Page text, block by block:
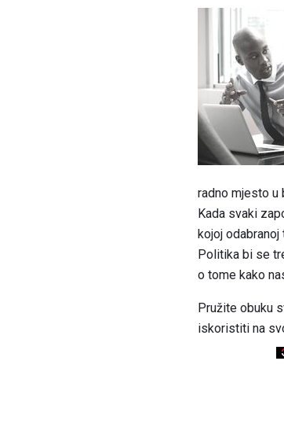
radno mjesto u
Kada svaki
kojoj odabranoj
Politika bi se
o tome kako
Pružite obuku
iskoristiti na